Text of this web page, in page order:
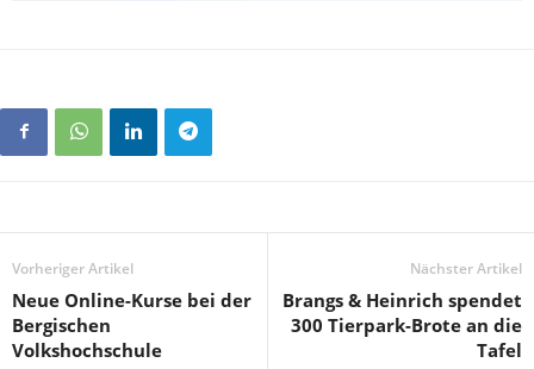
Vorheriger Artikel
Neue Online-Kurse bei der
Bergischen
Volkshochschule
Nächster Artikel
Brangs & Heinrich spendet
300 Tierpark-Brote an die
Tafel